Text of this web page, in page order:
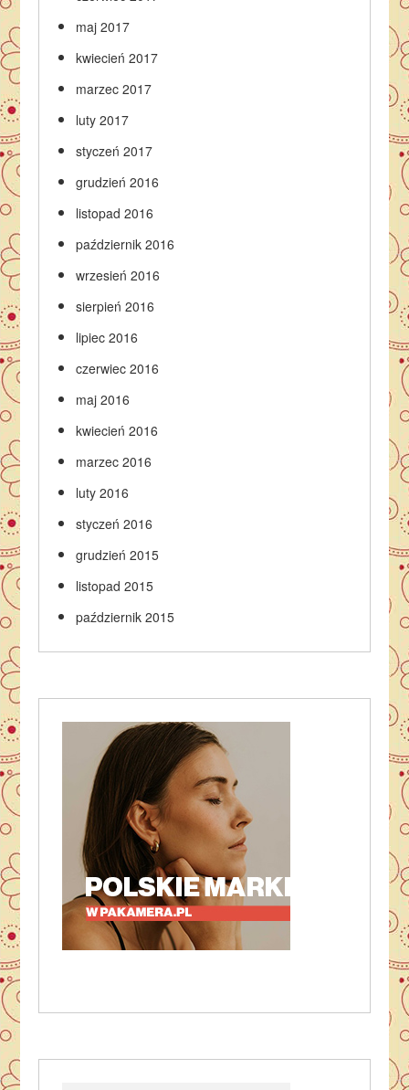
maj 2017
kwiecień 2017
marzec 2017
luty 2017
styczeń 2017
grudzień 2016
listopad 2016
październik 2016
wrzesień 2016
sierpień 2016
lipiec 2016
czerwiec 2016
maj 2016
kwiecień 2016
marzec 2016
luty 2016
styczeń 2016
grudzień 2015
listopad 2015
październik 2015